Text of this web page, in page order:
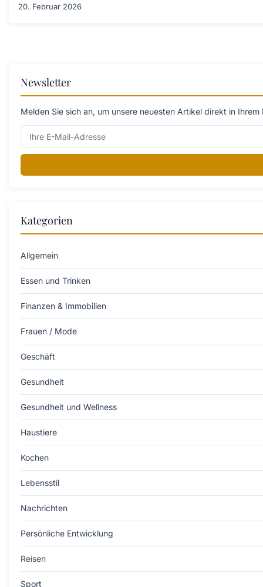
20. Februar 2026
Newsletter
Melden Sie sich an, um unsere neuesten Artikel direkt in
Kategorien
Allgemein
Essen und Trinken
Finanzen & Immobilien
Frauen / Mode
Geschäft
Gesundheit
Gesundheit und Wellness
Haustiere
Kochen
Lebensstil
Nachrichten
Persönliche Entwicklung
Reisen
Sport